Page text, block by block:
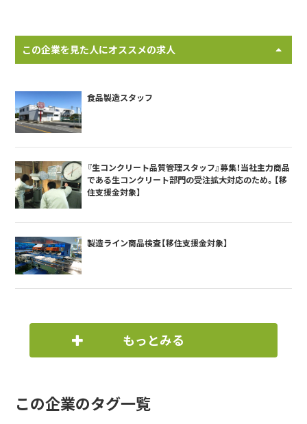
この企業を見た人にオススメの求人
食品製造スタッフ
『生コンクリート品質管理スタッフ』募集！当社主力商品
である生コンクリート部門の受注拡大対応のため。【移
住支援金対象】
製造ライン商品検査【移住支援金対象】
もっとみる
この企業のタグ一覧